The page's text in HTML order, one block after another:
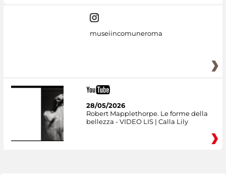
museiincomuneroma
28/05/2026
Robert Mapplethorpe. Le forme della
bellezza - VIDEO LIS | Calla Lily